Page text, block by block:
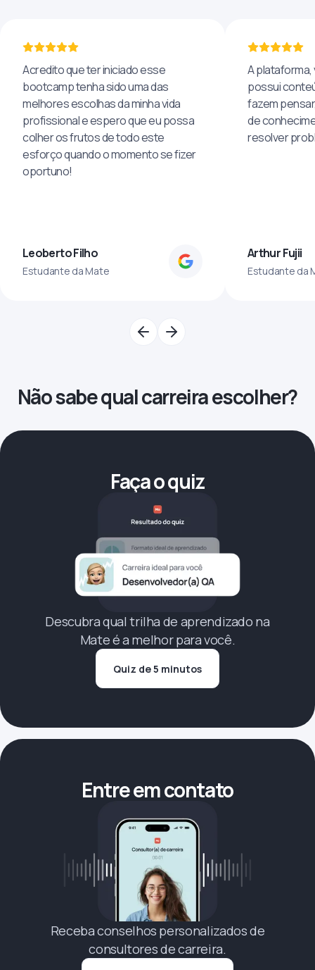
Acredito que ter iniciado esse
bootcamp tenha sido uma das
melhores escolhas da minha vida
profissional e espero que eu possa
colher os frutos de todo este
esforço quando o momento se fizer
oportuno!
Leoberto Filho
Estudante da Mate
A plataforma,
possui
fazem
de
resolver
Arthur Fujii
Estudante da
Não sabe qual carreira escolher?
Faça o quiz
Descubra qual trilha de aprendizado na
Mate é a melhor para você.
Quiz de 5 minutos
Entre em contato
Receba conselhos personalizados de
consultores de carreira.